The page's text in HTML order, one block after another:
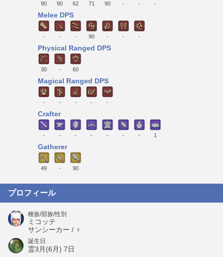
90 90 62 71 90 - - -
Melee DPS
- - - 90 - - -
Physical Ranged DPS
30 - 60
Magical Ranged DPS
- - - - -
Crafter
- - - - - - - 1
Gatherer
49 - 90
プロフィール
種族/部族/性別
ミコッテ
サンシーカー / ♀
誕生日
霊3月(6月) 7日